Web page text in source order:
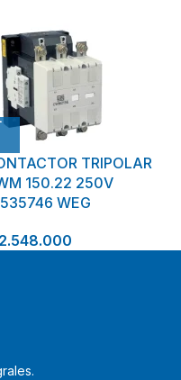
TRIPOLAR
150.22 250V
WEG
2.548.000